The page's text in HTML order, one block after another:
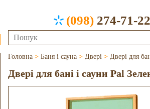
(098) 274-71-22
Головна > Баня і сауна > Двері > Двері для
Двері для бані і сауни Pal